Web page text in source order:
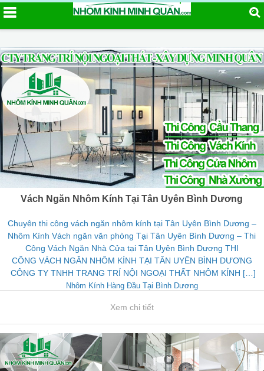
Vách Ngăn Nhôm Kính Tại Tân Uyên Bình Dương
Chuyên thi công vách ngăn nhôm kính tại Tân Uyên Bình Dương –
Nhôm Kính Vách ngăn văn phòng Tại Tân Uyên Bình Dương – Thi
Công Vách Ngăn Nhà Cửa tại Tân Uyên Bình Dương THI
CÔNG VÁCH NGĂN NHÔM KÍNH TẠI TÂN UYÊN BÌNH DƯƠNG
CÔNG TY TNHH TRANG TRÍ NỘI NGOẠI THẤT NHÔM KÍNH […]
Nhôm Kính Hàng Đầu Tại Bình Dương
Xem chi tiết